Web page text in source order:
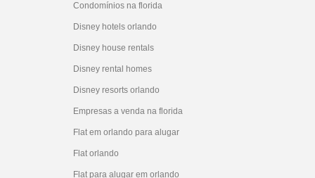
Condomínios na florida
Disney hotels orlando
Disney house rentals
Disney rental homes
Disney resorts orlando
Empresas a venda na florida
Flat em orlando para alugar
Flat orlando
Flat para alugar em orlando